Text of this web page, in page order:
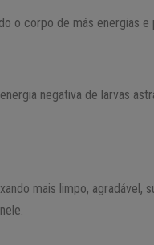
o corpo de más energias
negativa de larvas
mais limpo, agradável,